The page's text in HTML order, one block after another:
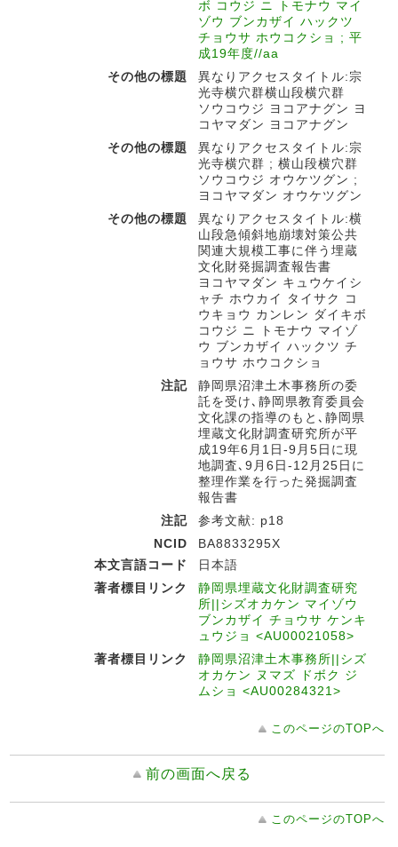
ボ コウジ ニ トモナウ マイ
ゾウ ブンカザイ ハックツ
チョウサ ホウコクショ ; 平
成19年度//aa
その他の標題
異なりアクセスタイトル:宗
光寺横穴群横山段横穴群
ソウコウジ ヨコアナグン ヨ
コヤマダン ヨコアナグン
その他の標題
異なりアクセスタイトル:宗
光寺横穴群 ; 横山段横穴群
ソウコウジ オウケツグン ;
ヨコヤマダン オウケツグン
その他の標題
異なりアクセスタイトル:横
山段急傾斜地崩壊対策公共
関連大規模工事に伴う埋蔵
文化財発掘調査報告書
ヨコヤマダン キュウケイシ
ャチ ホウカイ タイサク コ
ウキョウ カンレン ダイキボ
コウジ ニ トモナウ マイゾ
ウ ブンカザイ ハックツ チ
ョウサ ホウコクショ
注記
静岡県沼津土木事務所の委
託を受け､静岡県教育委員会
文化課の指導のもと､静岡県
埋蔵文化財調査研究所が平
成19年6月1日-9月5日に現
地調査､9月6日-12月25日に
整理作業を行った発掘調査
報告書
注記
参考文献: p18
NCID
BA8833295X
本文言語コード
日本語
著者標目リンク
静岡県埋蔵文化財調査研究
所||シズオカケン マイゾウ
ブンカザイ チョウサ ケンキ
ュウジョ <AU00021058>
著者標目リンク
静岡県沼津土木事務所||シズ
オカケン ヌマズ ドボク ジ
ムショ <AU00284321>
このページのTOPへ
前の画面へ戻る
このページのTOPへ